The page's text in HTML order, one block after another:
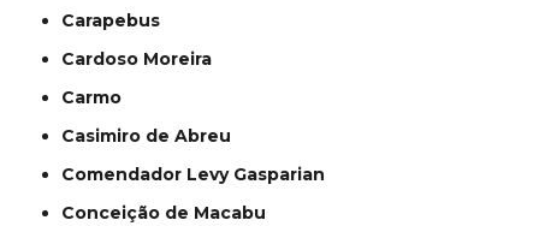
Carapebus
Cardoso Moreira
Carmo
Casimiro de Abreu
Comendador Levy Gasparian
Conceição de Macabu